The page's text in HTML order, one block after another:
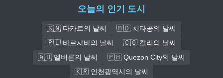
오늘의 인기 도시
🇸🇳 다카르의 날씨
🇧🇩 치타공의 날씨
🇵🇱 바르샤바의 날씨
🇨🇴 칼리의 날씨
🇦🇺 멜버른의 날씨
🇵🇭 Quezon City의 날씨
🇰🇷 인천광역시의 날씨